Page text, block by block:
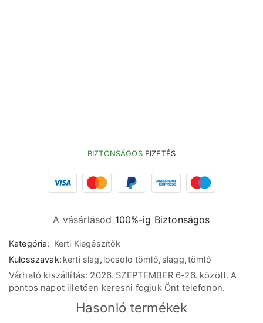
BIZTONSÁGOSFIZETÉS
A vásárlásod 100%-ig Biztonságos
Kategória: Kerti Kiegészítők
Kulcsszavak: kerti slag, locsolo tömlő, slagg,tömlő
Várható kiszállítás: 2026. SZEPTEMBER 6-26. között. A
pontos napot illetően keresni fogjuk Önt telefonon.
Hasonló termékek